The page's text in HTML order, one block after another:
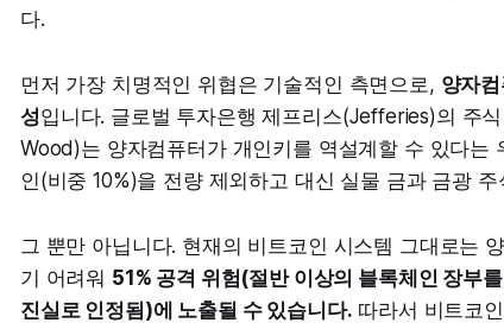
다.
먼저 가장 치명적인 위협은 기술적인 측면으로, 양자
성입니다. 글로벌 투자은행 제프리스(Jefferies)의 주
Wood)는 양자컴퓨터가 개인키를 역설계할 수 있다는
인(비중 10%)을 전량 제외하고 대신 실물 금과 금광
그 뿐만 아닙니다. 현재의 비트코인 시스템 그대로는
기 어려워 51% 공격 위험(절반 이상의 블록체인 장부
진실로 인정됨)에 노출될 수 있습니다. 따라서 비트코